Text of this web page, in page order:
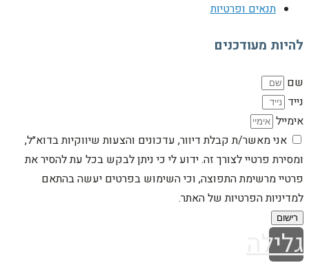
תנאים ופרטיות
להיות מעודכנים
שם
נייד
אימייל
אני מאשר/ת קבלת דיוור, עדכונים והצעות שיווקיות בדוא״ל,
ומסירת פרטיי לצורך זה. ידוע לי כי ניתן לבקש בכל עת להסיר את
פרטיי מרשימת התפוצה, וכי השימוש בפרטים יעשה בהתאם
למדיניות הפרטיות של האתר.
רישום
גלילה